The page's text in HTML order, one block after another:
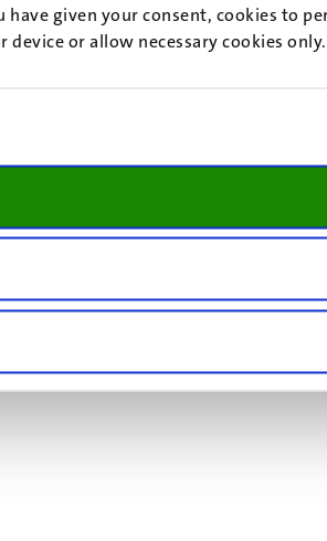
have given your consent, cookies to
device or allow necessary cookies